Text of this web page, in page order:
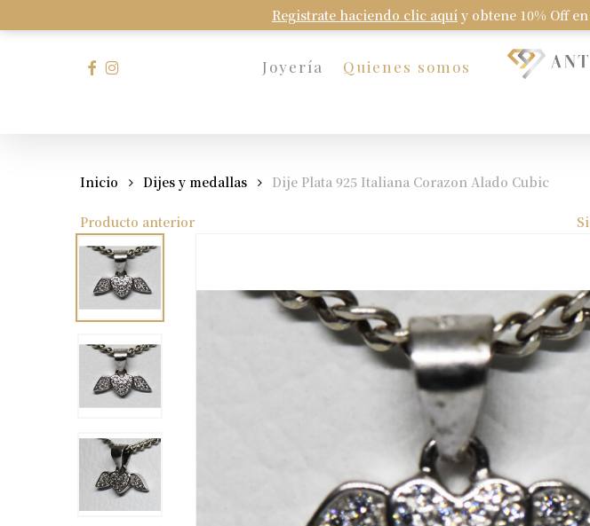
Registrate haciendo clic aquí y obtene 10% Off
to
Joyería Quienes somos
facebook
instagram
Inicio Dijes y medallas Dije Plata 925 Italiana Corazon Alado Cubic
Producto anterior